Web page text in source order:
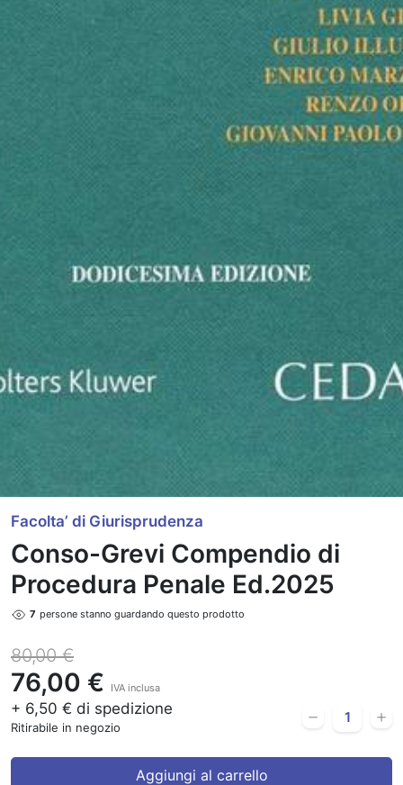
Facolta’ di Giurisprudenza
Conso-Grevi Compendio di
Procedura Penale Ed.2025
7 persone stanno guardando questo prodotto
80,00 €
76,00 € IVA inclusa
+ 6,50 € di spedizione
Ritirabile in negozio
Aggiungi al carrello